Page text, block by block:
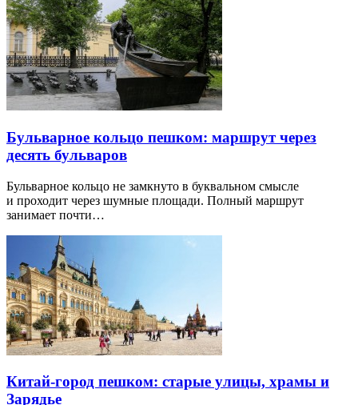
Бульварное кольцо пешком: маршрут через
десять бульваров
Бульварное кольцо не замкнуто в буквальном смысле
и проходит через шумные площади. Полный маршрут
занимает почти…
Китай-город пешком: старые улицы, храмы и
Зарядье